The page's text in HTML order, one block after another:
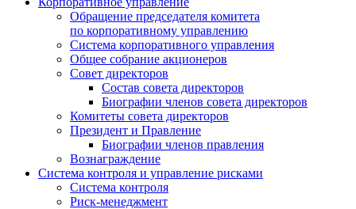
Обращение председателя комитета
по корпоративному управлению
Система корпоративного управления
Общее собрание акционеров
Совет директоров
Состав совета директоров
Биографии членов совета директоров
Комитеты совета директоров
Президент и Правление
Биографии членов правления
Вознаграждение
Система контроля и управление рисками
Система контроля
Риск-менеджмент